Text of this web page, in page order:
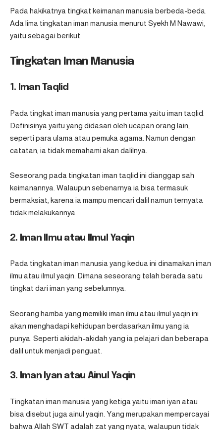
Pada hakikatnya tingkat keimanan manusia berbeda-beda.
Ada lima tingkatan iman manusia menurut Syekh M Nawawi,
yaitu sebagai berikut.
Tingkatan Iman Manusia
1. Iman Taqlid
Pada tingkat iman manusia yang pertama yaitu iman taqlid.
Definisinya yaitu yang didasari oleh ucapan orang lain,
seperti para ulama atau pemuka agama. Namun dengan
catatan, ia tidak memahami akan dalilnya.
Seseorang pada tingkatan iman taqlid ini dianggap sah
keimanannya. Walaupun sebenarnya ia bisa termasuk
bermaksiat, karena ia mampu mencari dalil namun ternyata
tidak melakukannya.
2. Iman Ilmu atau Ilmul Yaqin
Pada tingkatan iman manusia yang kedua ini dinamakan iman
ilmu atau ilmul yaqin. Dimana seseorang telah berada satu
tingkat dari iman yang sebelumnya.
Seorang hamba yang memiliki iman ilmu atau ilmul yaqin ini
akan menghadapi kehidupan berdasarkan ilmu yang ia
punya. Seperti akidah-akidah yang ia pelajari dan beberapa
dalil untuk menjadi penguat.
3. Iman Iyan atau Ainul Yaqin
Tingkatan iman manusia yang ketiga yaitu iman iyan atau
bisa disebut juga ainul yaqin. Yang merupakan mempercayai
bahwa Allah SWT adalah zat yang nyata, walaupun tidak